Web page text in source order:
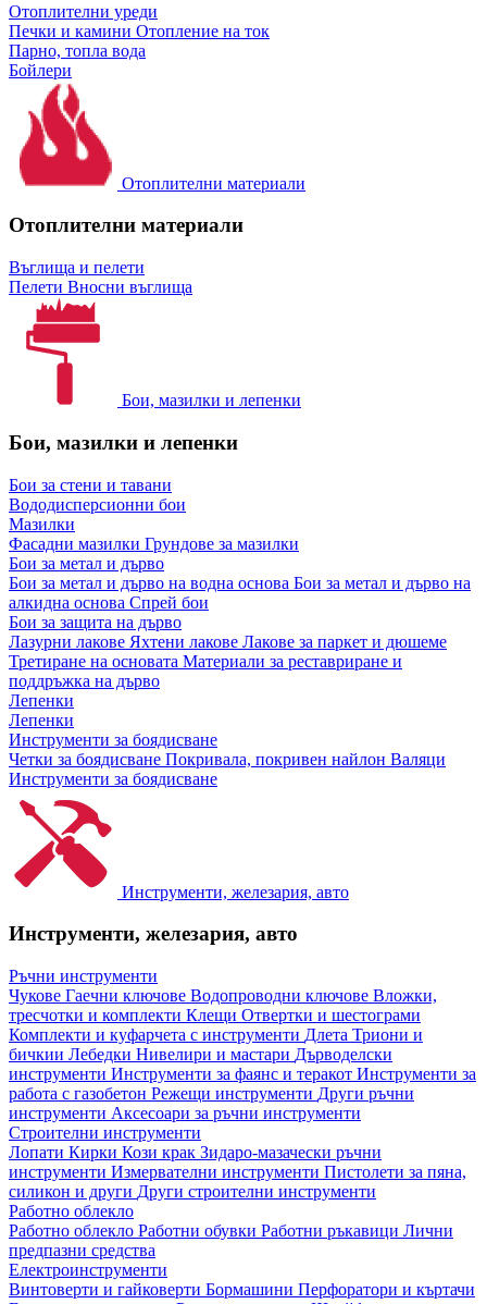
Отоплителни уреди
Печки и камини Отопление на ток
Парно, топла вода
Бойлери
Отоплителни материали
Отоплителни материали
Въглища и пелети
Пелети Вносни въглища
Бои, мазилки и лепенки
Бои, мазилки и лепенки
Бои за стени и тавани
Вододисперсионни бои
Мазилки
Фасадни мазилки Грундове за мазилки
Бои за метал и дърво
Бои за метал и дърво на водна основа Бои за метал и дърво на
алкидна основа Спрей бои
Бои за защита на дърво
Лазурни лакове Яхтени лакове Лакове за паркет и дюшеме
Третиране на основата Материали за реставриране и
поддръжка на дърво
Лепенки
Лепенки
Инструменти за боядисване
Четки за боядисване Покривала, покривен найлон Валяци
Инструменти за боядисване
Инструменти, железария, авто
Инструменти, железария, авто
Ръчни инструменти
Чукове Гаечни ключове Водопроводни ключове Вложки,
тресчотки и комплекти Клещи Отвертки и шестограми
Комплекти и куфарчета с инструменти Длета Триони и
бичкии Лебедки Нивелири и мастари Дърводелски
инструменти Инструменти за фаянс и теракот Инструменти за
работа с газобетон Режещи инструменти Други ръчни
инструменти Аксесоари за ръчни инструменти
Строителни инструменти
Лопати Кирки Кози крак Зидаро-мазачески ръчни
инструменти Измервателни инструменти Пистолети за пяна,
силикон и други Други строителни инструменти
Работно облекло
Работно облекло Работни обувки Работни ръкавици Лични
предпазни средства
Електроинструменти
Винтоверти и гайковерти Бормашини Перфоратори и къртачи